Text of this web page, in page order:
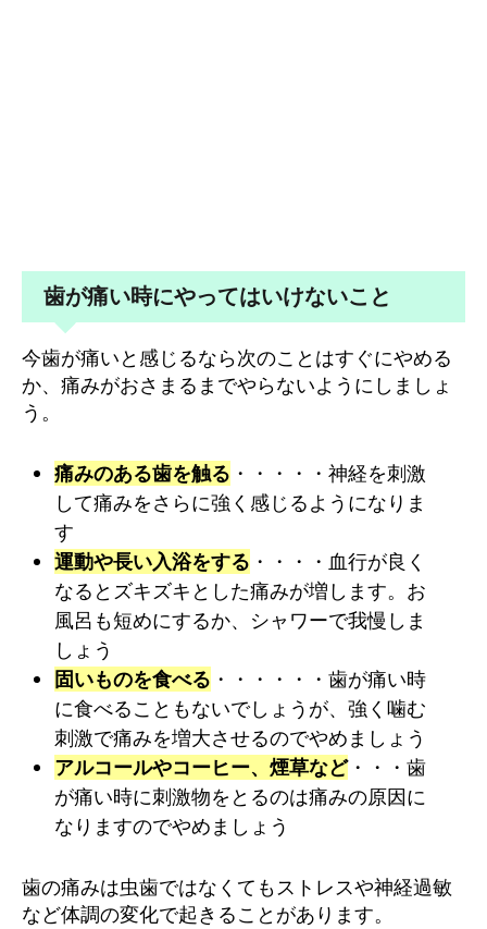
歯が痛い時にやってはいけないこと
今歯が痛いと感じるなら次のことはすぐにやめる
か、痛みがおさまるまでやらないようにしましょ
う。
痛みのある歯を触る ・・・・・神経を刺激
して痛みをさらに強く感じるようになりま
す
運動や長い入浴をする ・・・・血行が良く
なるとズキズキとした痛みが増します。お
風呂も短めにするか、シャワーで我慢しま
しょう
固いものを食べる ・・・・・・歯が痛い時
に食べることもないでしょうが、強く噛む
刺激で痛みを増大させるのでやめましょう
アルコールやコーヒー、煙草など・・・歯
が痛い時に刺激物をとるのは痛みの原因に
なりますのでやめましょう
歯の痛みは虫歯ではなくてもストレスや神経過敏
など体調の変化で起きることがあります。